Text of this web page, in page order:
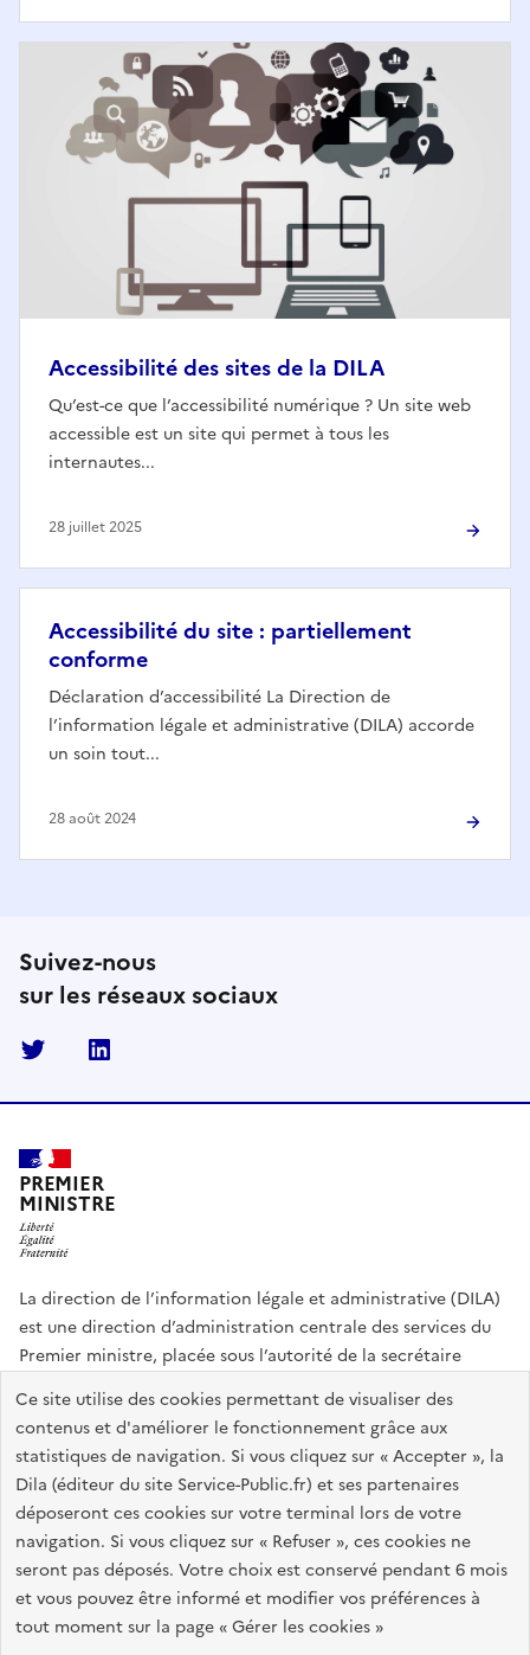
Ce site utilise des cookies permettant de visualiser des
contenus et d'améliorer le fonctionnement grâce aux
statistiques de navigation. Si vous cliquez sur « Accepter », la
Dila (éditeur du site Service-Public.fr) et ses partenaires
déposeront ces cookies sur votre terminal lors de votre
navigation. Si vous cliquez sur « Refuser », ces cookies ne
seront pas déposés. Votre choix est conservé pendant 6 mois
et vous pouvez être informé et modifier vos préférences à
tout moment sur la page « Gérer les cookies »
Accessibilité des sites de la DILA
Qu’est-ce que l’accessibilité numérique ? Un site web
accessible est un site qui permet à tous les
internautes...
28 juillet 2025
Accessibilité du site : partiellement
conforme
Déclaration d’accessibilité La Direction de
l’information légale et administrative (DILA) accorde
un soin tout...
28 août 2024
Suivez-nous
sur les réseaux sociaux
Twitter
PREMIER
MINISTRE
La direction de l’information légale et administrative (DILA)
est une direction d’administration centrale des services du
Premier ministre, placée sous l’autorité de la secrétaire
info.gouv.fr
assemblee-nationale.fr
sénat.fr
Répertoire des informations publiques
Plan du site
Accessibilité du site : partiellement conforme
Accessibilité des sites de la DILA
Mentions légales
Recrutement
Données personnelles et sécurité
Gestion des cookies